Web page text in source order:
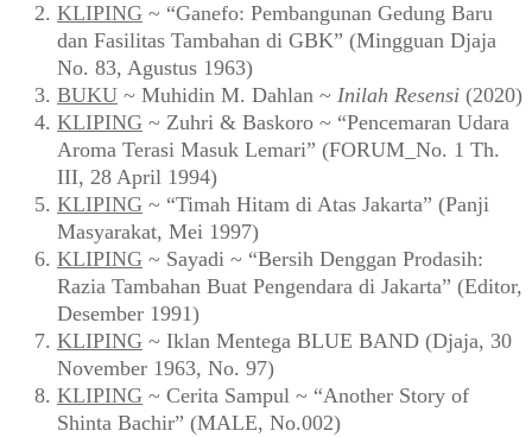
KLIPING ~ “Ganefo: Pembangunan Gedung Baru
dan Fasilitas Tambahan di GBK” (Mingguan Djaja
No. 83, Agustus 1963)
BUKU ~ Muhidin M. Dahlan ~ Inilah Resensi (2020)
KLIPING ~ Zuhri & Baskoro ~ “Pencemaran Udara
Aroma Terasi Masuk Lemari” (FORUM_No. 1 Th.
III, 28 April 1994)
KLIPING ~ “Timah Hitam di Atas Jakarta” (Panji
Masyarakat, Mei 1997)
KLIPING ~ Sayadi ~ “Bersih Denggan Prodasih:
Razia Tambahan Buat Pengendara di Jakarta” (Editor,
Desember 1991)
KLIPING ~ Iklan Mentega BLUE BAND (Djaja, 30
November 1963, No. 97)
KLIPING ~ Cerita Sampul ~ “Another Story of
Shinta Bachir” (MALE, No.002)